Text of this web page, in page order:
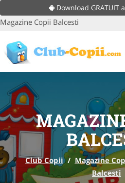
Download GRATUIT
Magazine Copii Balcesti
Club Copii / Magazine
Balcesti